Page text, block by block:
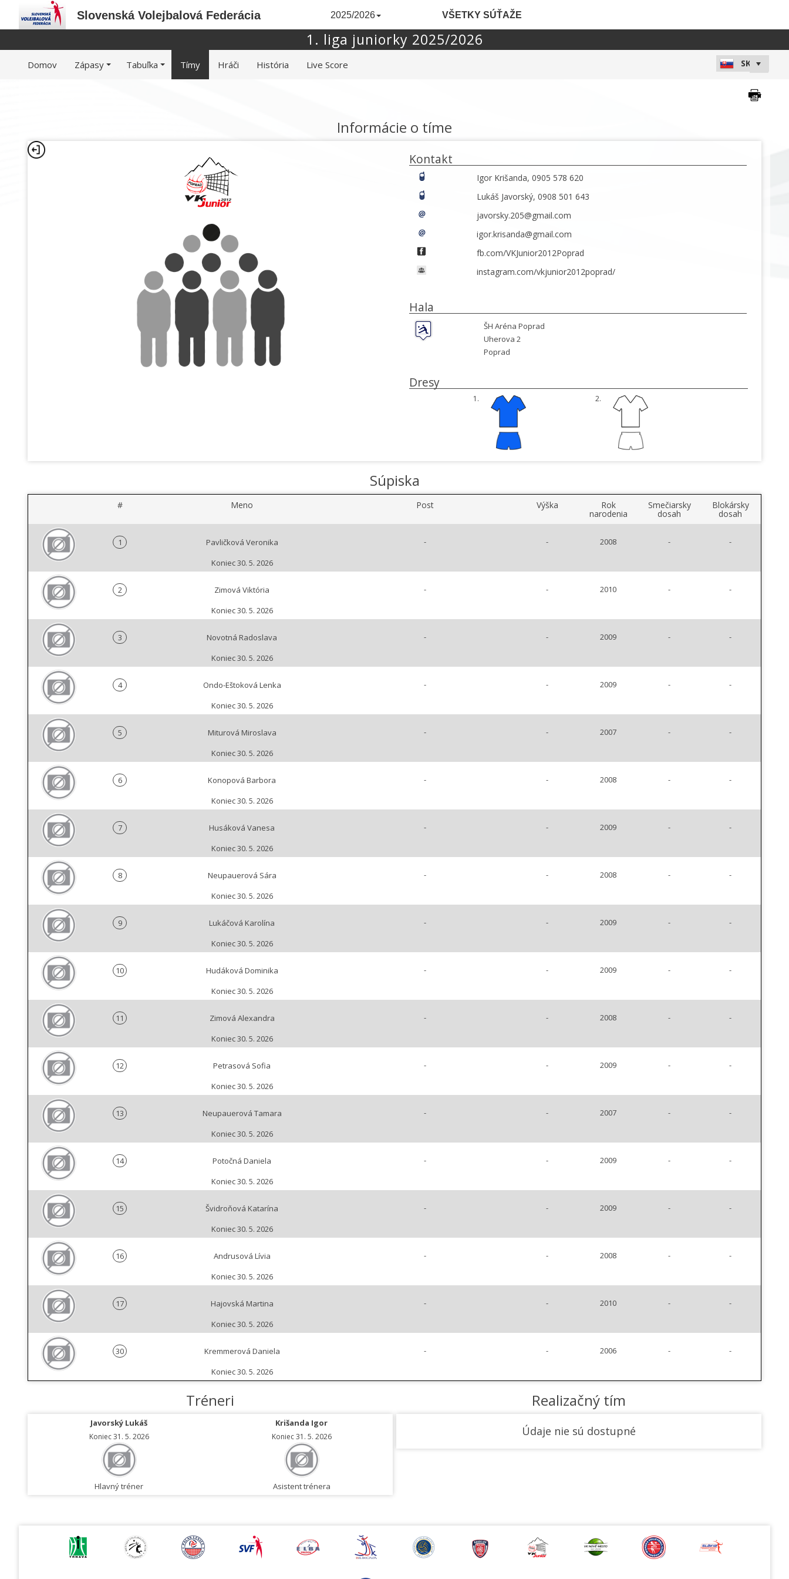
Slovenská Volejbalová Federácia 2025/2026 VŠETKY SÚŤAŽE
1. liga juniorky 2025/2026
Domov Zápasy Tabuľka Tímy Hráči História Live Score
Informácie o tíme
Kontakt
Igor Krišanda, 0905 578 620
Lukáš Javorský, 0908 501 643
javorsky.205@gmail.com
igor.krisanda@gmail.com
fb.com/VKJunior2012Poprad
instagram.com/vkjunior2012poprad/
Hala
ŠH Aréna Poprad
Uherova 2
Poprad
Dresy
1. 2.
Súpiska
# Meno Post Výška Rok
narodenia
Smečiarsky
dosah
Blokársky
dosah
1
Pavličková Veronika
Koniec 30. 5. 2026
- - 2008 - -
2
Zimová Viktória
Koniec 30. 5. 2026
- - 2010 - -
3
Novotná Radoslava
Koniec 30. 5. 2026
- - 2009 - -
4
Ondo-Eštoková Lenka
Koniec 30. 5. 2026
- - 2009 - -
5
Miturová Miroslava
Koniec 30. 5. 2026
- - 2007 - -
6
Konopová Barbora
Koniec 30. 5. 2026
- - 2008 - -
7
Husáková Vanesa
Koniec 30. 5. 2026
- - 2009 - -
8
Neupauerová Sára
Koniec 30. 5. 2026
- - 2008 - -
9
Lukáčová Karolína
Koniec 30. 5. 2026
- - 2009 - -
10
Hudáková Dominika
Koniec 30. 5. 2026
- - 2009 - -
11
Zimová Alexandra
Koniec 30. 5. 2026
- - 2008 - -
12
Petrasová Sofia
Koniec 30. 5. 2026
- - 2009 - -
13
Neupauerová Tamara
Koniec 30. 5. 2026
- - 2007 - -
14
Potočná Daniela
Koniec 30. 5. 2026
- - 2009 - -
15
Švidroňová Katarína
Koniec 30. 5. 2026
- - 2009 - -
16
Andrusová Lívia
Koniec 30. 5. 2026
- - 2008 - -
17
Hajovská Martina
Koniec 30. 5. 2026
- - 2010 - -
30
Kremmerová Daniela
Koniec 30. 5. 2026
- - 2006 - -
Tréneri
Javorský Lukáš
Koniec 31. 5. 2026
Hlavný tréner
Krišanda Igor
Koniec 31. 5. 2026
Asistent trénera
Realizačný tím
Údaje nie sú dostupné